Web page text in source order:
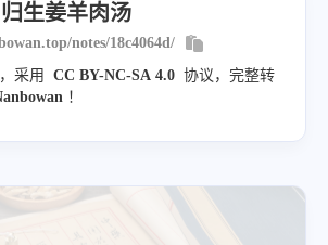
生姜羊肉汤
notes/18c4064d/
采用
CC BY-NC-SA 4.0 协议，完整转
！